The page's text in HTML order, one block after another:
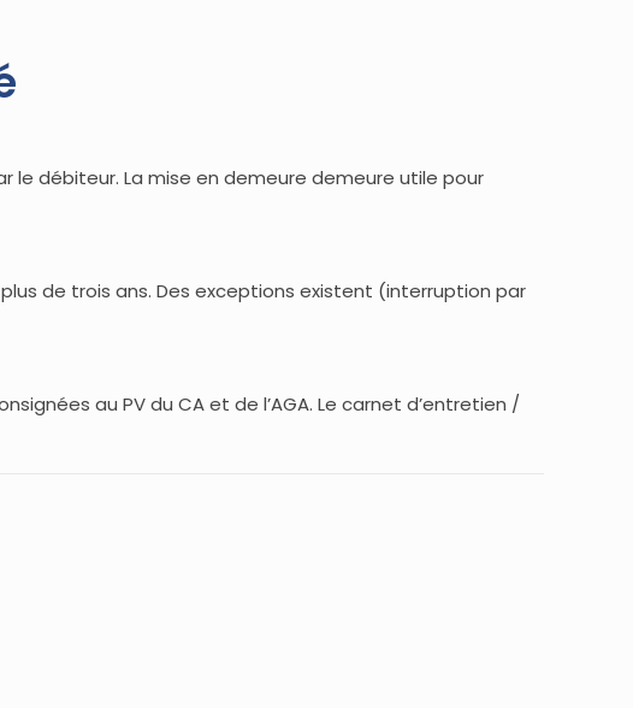
le débiteur. La mise en demeure demeure utile pour
de trois ans. Des exceptions existent (interruption par
au PV du CA et de l’AGA. Le carnet d’entretien /